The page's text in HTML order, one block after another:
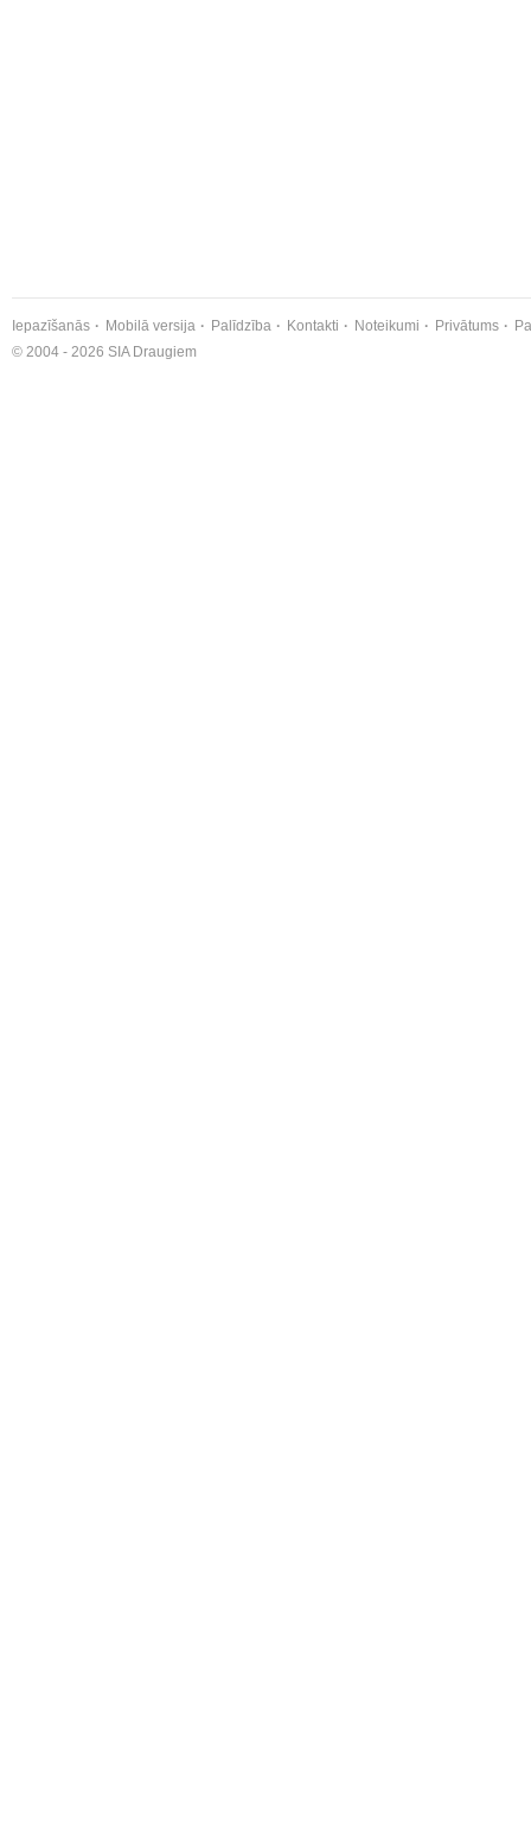
Iepazīšanās Mobilā versija Palīdzība Kontakti Noteikumi Privātums
© 2004 - 2026 SIA Draugiem